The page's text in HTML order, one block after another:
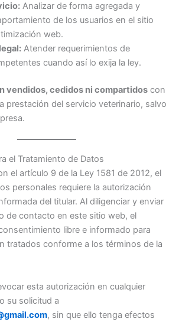
Analizar de forma agregada y
de los usuarios en el sitio
web.
Atender requerimientos de
cuando así lo exija la ley.
vendidos, cedidos ni compartidos con
prestación del servicio veterinario, salvo
el Tratamiento de Datos
el artículo 9 de la Ley 1581 de 2012, el
personales requiere la autorización
del titular. Al diligenciar y enviar
de contacto en este sitio web, el
libre e informado para
tratados conforme a los términos de la
esta autorización en cualquier
su solicitud a
, sin que ello tenga efectos